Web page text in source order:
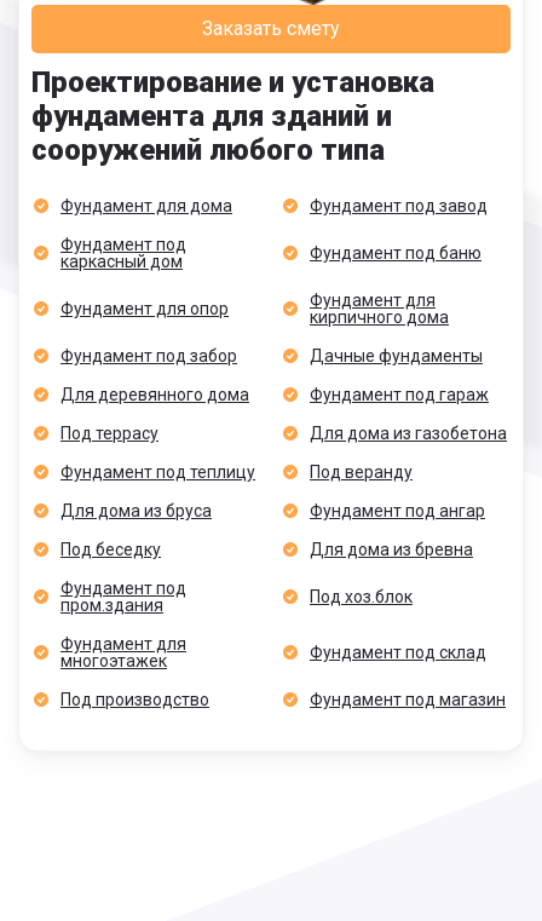
Заказать смету
Проектирование и установка
фундамента для зданий и
сооружений любого типа
Фундамент для дома
Фундамент под завод
Фундамент под
каркасный дом
Фундамент под баню
Фундамент для опор
Фундамент для
кирпичного дома
Фундамент под забор
Дачные фундаменты
Для деревянного дома
Фундамент под гараж
Под террасу
Для дома из газобетона
Фундамент под теплицу
Под веранду
Для дома из бруса
Фундамент под ангар
Под беседку
Для дома из бревна
Фундамент под
пром.здания
Под хоз.блок
Фундамент для
многоэтажек
Фундамент под склад
Под производство Фундамент под магазин